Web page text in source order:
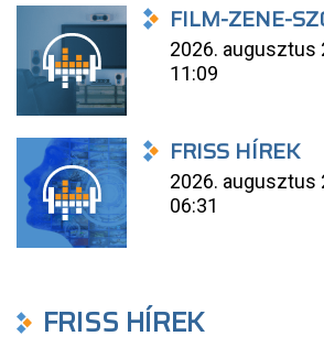
FILM-ZENE-
2026. augusztus
11:09
FRISS HÍREK
2026. augusztus
06:31
FRISS HÍREK